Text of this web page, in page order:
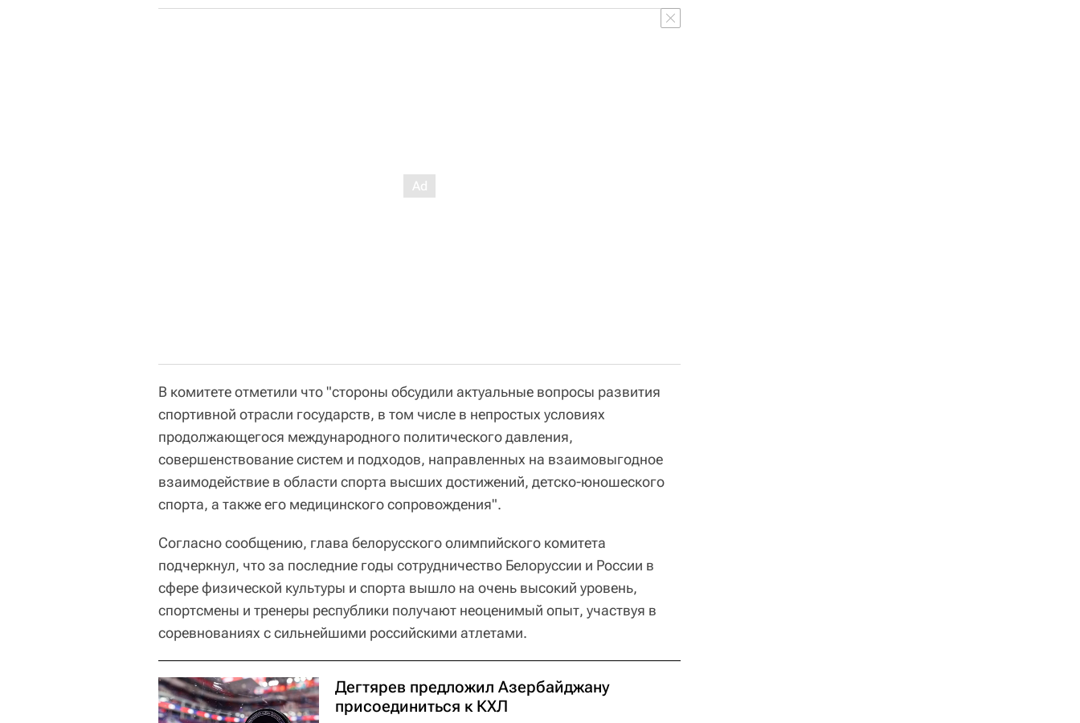
В комитете отметили что "стороны обсудили актуальные вопросы развития
спортивной отрасли государств, в том числе в непростых условиях
продолжающегося международного политического давления,
совершенствование систем и подходов, направленных на взаимовыгодное
взаимодействие в области спорта высших достижений, детско-юношеского
спорта, а также его медицинского сопровождения".
Согласно сообщению, глава белорусского олимпийского комитета
подчеркнул, что за последние годы сотрудничество Белоруссии и России в
сфере физической культуры и спорта вышло на очень высокий уровень,
спортсмены и тренеры республики получают неоценимый опыт, участвуя в
соревнованиях с сильнейшими российскими атлетами.
Дегтярев предложил Азербайджану
присоединиться к КХЛ